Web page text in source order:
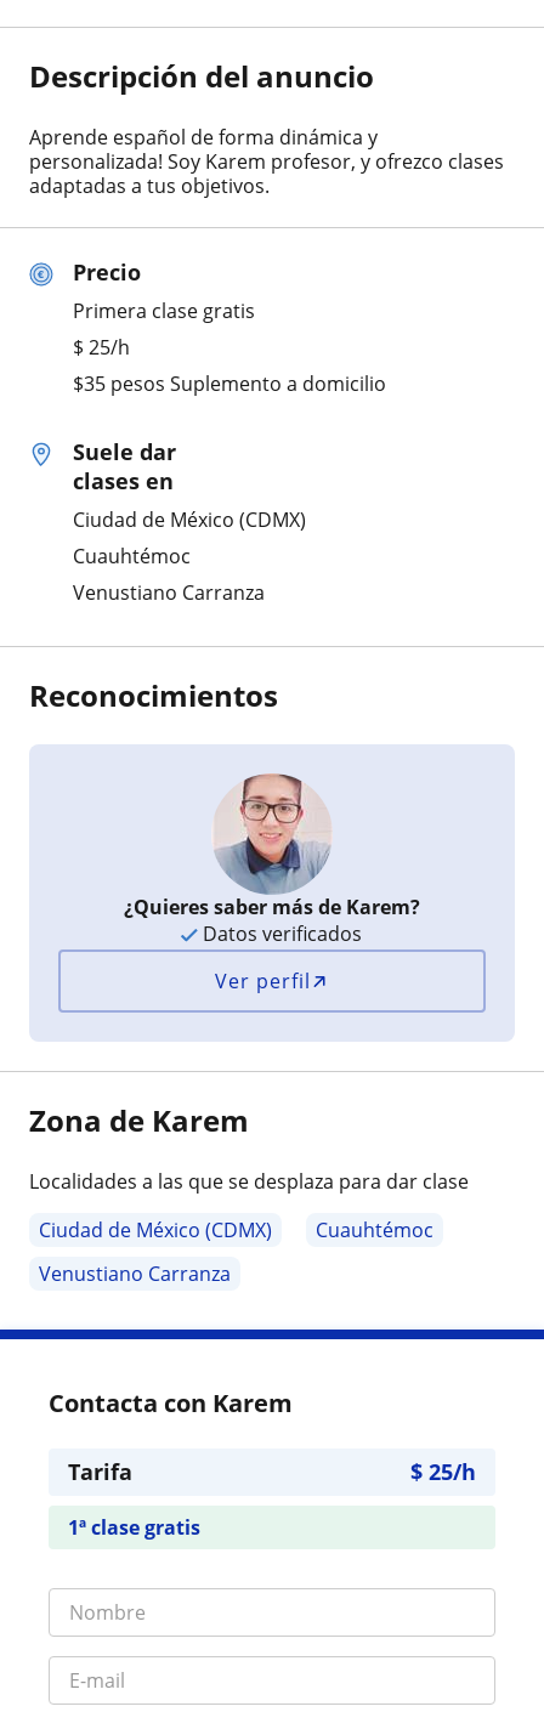
Precio
Primera clase gratis
$ 25/h
$35 pesos Suplemento a domicilio
Suele dar
clases en
Ciudad de México (CDMX)
Cuauhtémoc
Venustiano Carranza
Descripción del anuncio
Aprende español de forma dinámica y
personalizada! Soy Karem profesor, y ofrezco clases
adaptadas a tus objetivos.
Reconocimientos
¿Quieres saber más de Karem?
Datos verificados
Ver perfil
Zona de Karem
Localidades a las que se desplaza para dar clase
Ciudad de México (CDMX)
Cuauhtémoc
Venustiano Carranza
Contacta con Karem
Tarifa $ 25/h
1ª clase gratis